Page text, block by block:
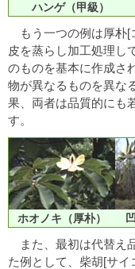
ハンゲ（甲級）
もう一つの例は厚朴[
皮を蒸らし加工処理し
のものを基本に作成さ
物が異なるものを異な
果、両者は品質的にも
す。
ホオノキ（厚朴）
また、最初は代替え
た例として、柴胡[サ